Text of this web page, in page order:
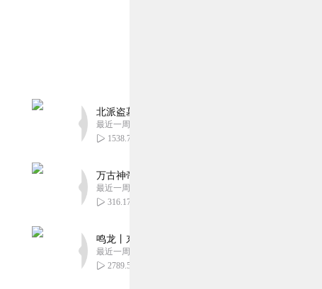
北派盗墓笔记丨头陀渊出品丨悬疑灵异丨摸金校尉
最近一周更新
1538.78万
万古神帝丨玄幻丨热血丨紫襟团队演播丨多人有声
最近一周更新
316.17万
鸣龙丨东方玄幻丨紫襟团队丨轻松搞笑丨多人有声
最近一周更新
2789.55万